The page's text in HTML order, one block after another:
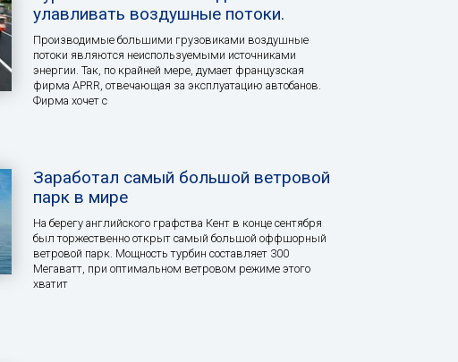
улавливать воздушные потоки.
Производимые большими грузовиками воздушные
потоки являются неиспользуемыми источниками
энергии. Так, по крайней мере, думает французская
фирма APRR, отвечающая за эксплуатацию автобанов.
Фирма хочет с
Заработал самый большой ветровой
парк в мире
На берегу английского графства Кент в конце сентября
был торжественно открыт самый большой оффшорный
ветровой парк. Мощность турбин составляет 300
Мегаватт, при оптимальном ветровом режиме этого
хватит